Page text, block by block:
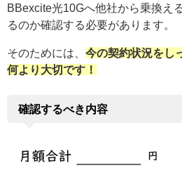
BBexcite光10Gへ他社から乗換え
るのか確認する必要があります。
そのためには、 今の契約状況をし
何より大切です！
確認するべき内容